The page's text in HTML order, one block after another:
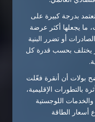
بدرجة كبيرة على
ما يجعلها أكثر عرضة
أو تضرر البنية
يختلف بحسب قدرة كل
بولات أن أنقرة فعّلت
بالتطورات الإقليمية،
اللوجستية
أسعار الطاقة